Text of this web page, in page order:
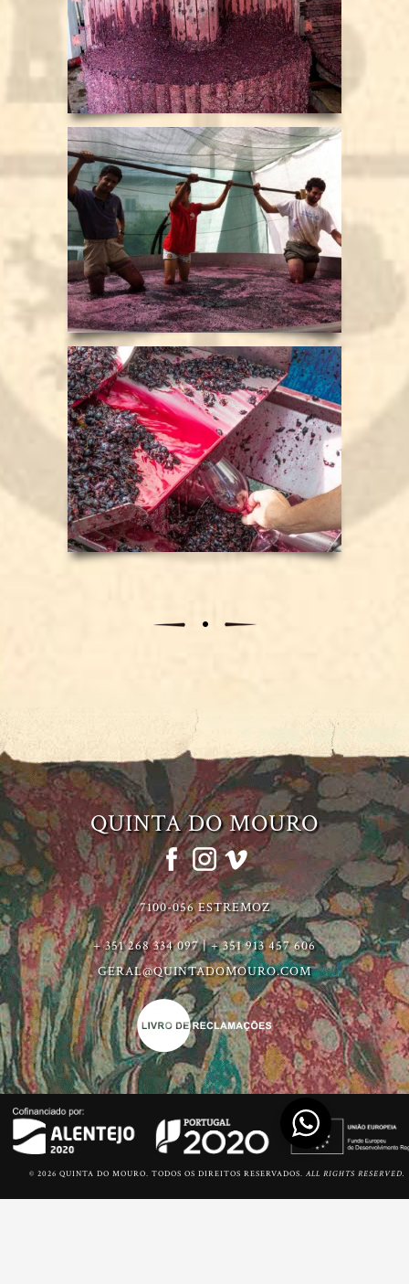
QUINTA DO MOURO
7100-056 ESTREMOZ
+ 351 268 334 097 | + 351 913 457 606
GERAL@QUINTADOMOURO.COM
© 2026 QUINTA DO MOURO. TODOS OS DIREITOS RESERVADOS. ALL RIGHTS RESERVED.